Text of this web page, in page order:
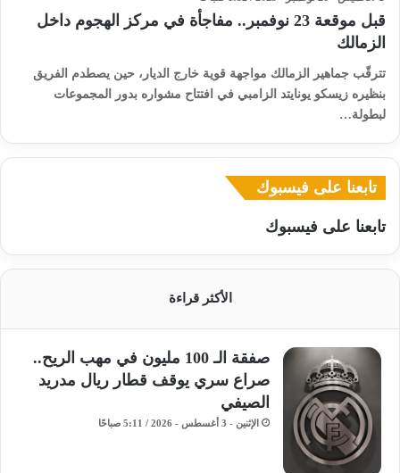
قبل موقعة 23 نوفمبر.. مفاجأة في مركز الهجوم داخل
الزمالك
تترقّب جماهير الزمالك مواجهة قوية خارج الديار، حين يصطدم الفريق
بنظيره زيسكو يونايتد الزامبي في افتتاح مشواره بدور المجموعات
لبطولة…
تابعنا على فيسبوك
تابعنا على فيسبوك
الأكثر قراءة
صفقة الـ 100 مليون في مهب الريح..
صراع سري يوقف قطار ريال مدريد
الصيفي
الإثنين - 3 أغسطس - 2026 / 5:11 صباحًا